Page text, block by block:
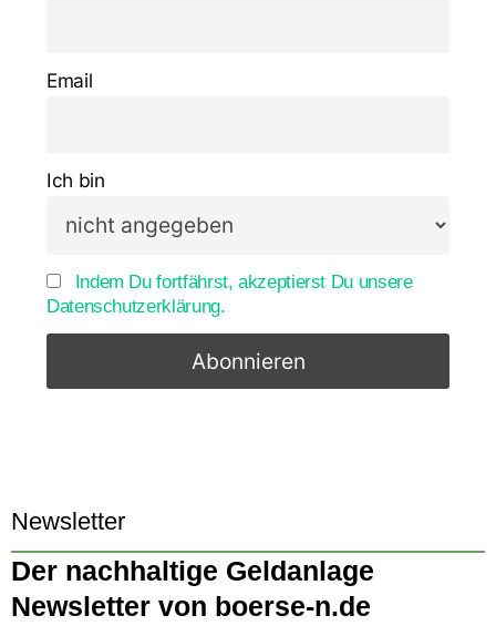
Email
Ich bin
Indem Du fortfährst, akzeptierst Du unsere
Datenschutzerklärung.
Newsletter
Der nachhaltige Geldanlage
Newsletter von boerse-n.de